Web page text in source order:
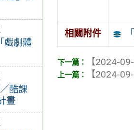
戲劇體
酷課
畫
相關附件
【2024-
【2024-